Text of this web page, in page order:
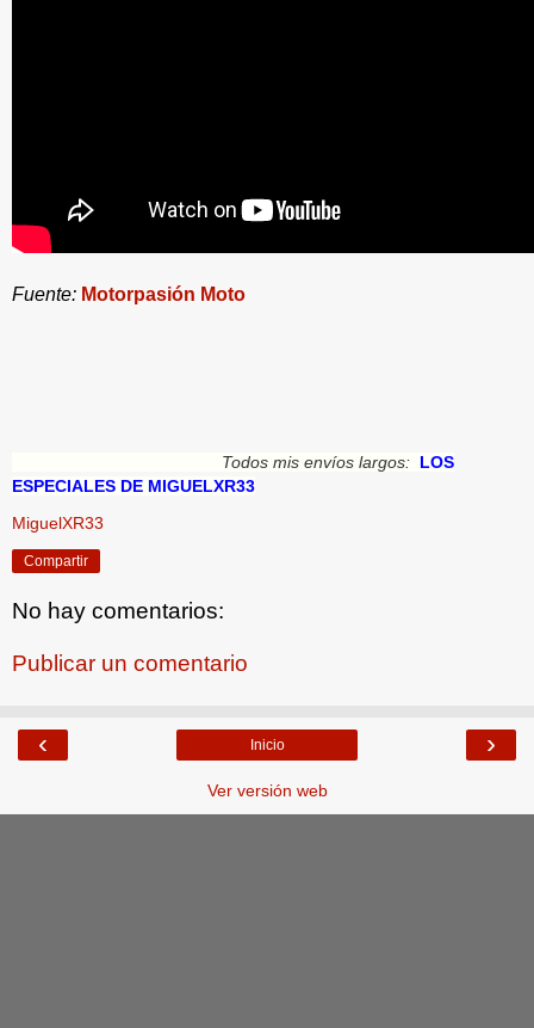
Fuente: Motorpasión Moto
Todos mis envíos largos: LOS
ESPECIALES DE MIGUELXR33
MiguelXR33
Compartir
No hay comentarios:
Publicar un comentario
‹ ›
Inicio
Ver versión web